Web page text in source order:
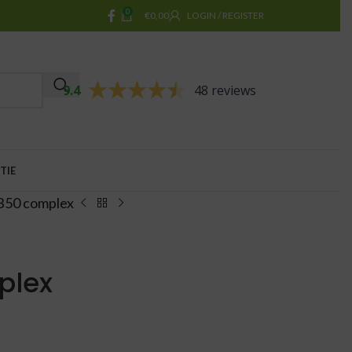
0 €0,00 LOGIN / REGISTER
9.4 48 reviews
complex